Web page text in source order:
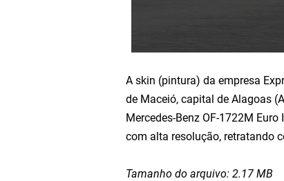
A skin (pintura) da empresa
de Maceió, capital de Alagoas
Mercedes-Benz OF-1722M
com alta resolução, retratando
Tamanho do arquivo: 2.17 MB